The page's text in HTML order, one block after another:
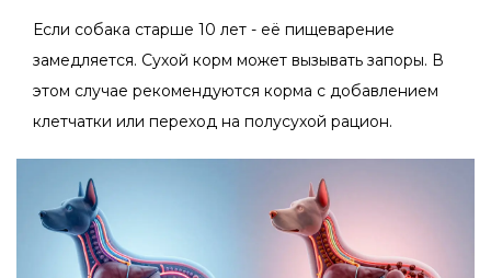
Если собака старше 10 лет - её пищеварение
замедляется. Сухой корм может вызывать запоры. В
этом случае рекомендуются корма с добавлением
клетчатки или переход на полусухой рацион.